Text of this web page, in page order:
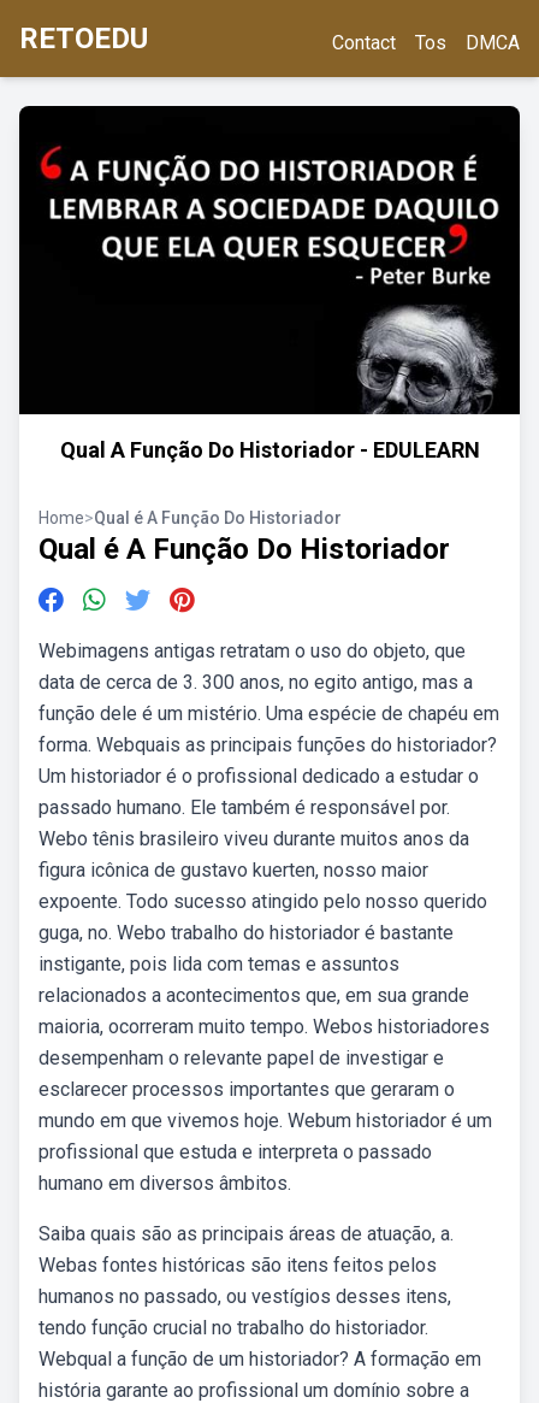
RETOEDU Contact Tos DMCA
Qual A Função Do Historiador - EDULEARN
Home>Qual é A Função Do Historiador
Qual é A Função Do Historiador
Webimagens antigas retratam o uso do objeto, que
data de cerca de 3. 300 anos, no egito antigo, mas a
função dele é um mistério. Uma espécie de chapéu em
forma. Webquais as principais funções do historiador?
Um historiador é o profissional dedicado a estudar o
passado humano. Ele também é responsável por.
Webo tênis brasileiro viveu durante muitos anos da
figura icônica de gustavo kuerten, nosso maior
expoente. Todo sucesso atingido pelo nosso querido
guga, no. Webo trabalho do historiador é bastante
instigante, pois lida com temas e assuntos
relacionados a acontecimentos que, em sua grande
maioria, ocorreram muito tempo. Webos historiadores
desempenham o relevante papel de investigar e
esclarecer processos importantes que geraram o
mundo em que vivemos hoje. Webum historiador é um
profissional que estuda e interpreta o passado
humano em diversos âmbitos.
Saiba quais são as principais áreas de atuação, a.
Webas fontes históricas são itens feitos pelos
humanos no passado, ou vestígios desses itens,
tendo função crucial no trabalho do historiador.
Webqual a função de um historiador? A formação em
história garante ao profissional um domínio sobre a